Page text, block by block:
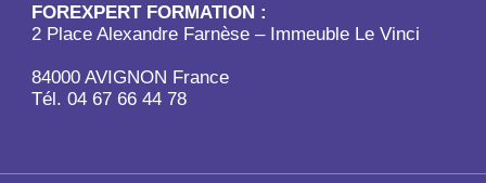
FOREXPERT FORMATION :
2 Place Alexandre Farnèse – Immeuble Le Vinci
84000 AVIGNON France
Tél. 04 67 66 44 78